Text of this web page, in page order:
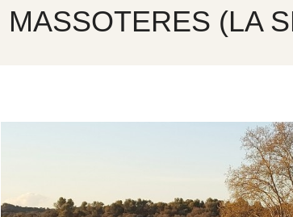
MASSOTERES (LA
E